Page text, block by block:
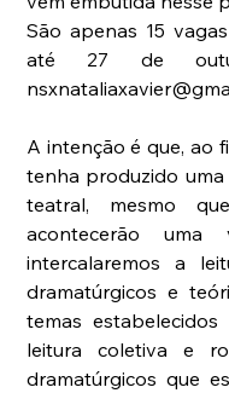
São apenas 15
até 27 de
A intenção é que, ao
tenha produzido
teatral, mesmo
acontecerão
intercalaremos a
dramatúrgicos e
temas
leitura coletiva e
dramatúrgicos que